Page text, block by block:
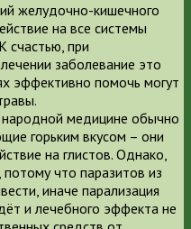
желудочно-кишечного
на все системы
счастью, при
заболевание это
эффективно помочь могут
народной медицине обычно
горьким вкусом – они
на глистов. Однако,
что паразитов из
иначе парализация
и лечебного эффекта не